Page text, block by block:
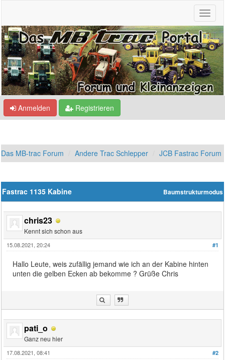
Anmelden Registrieren
Das MB-trac Forum Andere Trac Schlepper JCB Fastrac Forum
Baumstrukturmodus
Fastrac 1135 Kabine
chris23
Kennt sich schon aus
#1
15.08.2021, 20:24
Hallo Leute, weis zufällig jemand wie ich an der Kabine hinten
unten die gelben Ecken ab bekomme ? Grüße Chris
pati_o
Ganz neu hier
#2
17.08.2021, 08:41